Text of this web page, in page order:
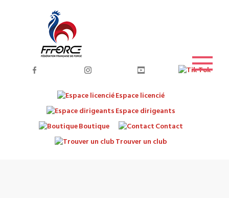
Espace licencié
Espace dirigeants
Boutique
Contact
Trouver un club